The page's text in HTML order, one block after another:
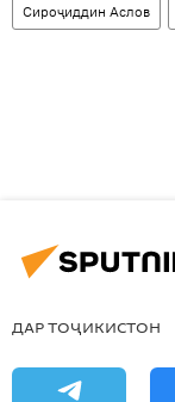
Сироҷиддин Аслов
ДАР ТОҶИКИСТОН